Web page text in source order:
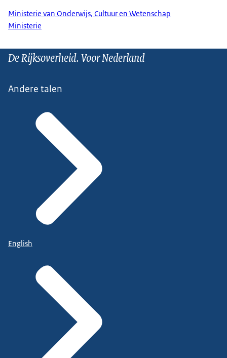
Ministerie van Onderwijs, Cultuur en Wetenschap
Ministerie
De Rijksoverheid. Voor Nederland
Andere talen
English